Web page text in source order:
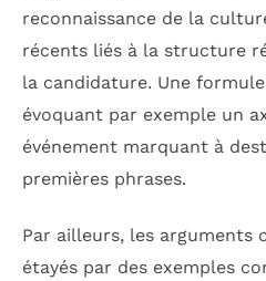
reconnaissance de la
récents liés à la structure
la candidature. Une
évoquant par exemple un
événement marquant à
premières phrases.
Par ailleurs, les arguments
étayés par des exemples